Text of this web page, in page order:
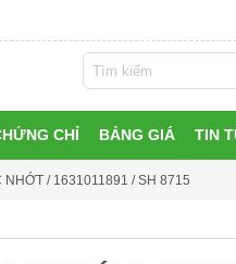
CHỈ BẢNG GIÁ TIN
NHỚT / 1631011891 / SH 8715